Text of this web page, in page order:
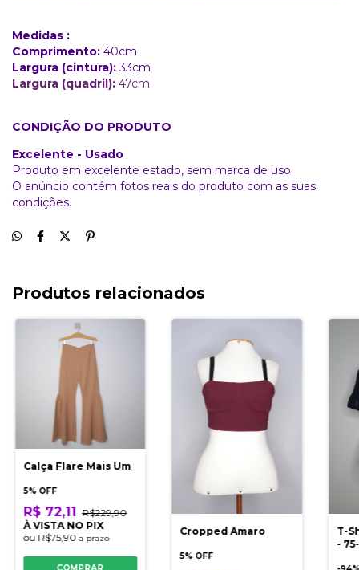
Medidas :
Comprimento: 40cm
Largura (cintura):33cm
Largura (quadril): 47cm
CONDIÇÃO DO PRODUTO
Excelente - Usado
Produto em excelente estado, sem marca de uso.
O anúncio contém fotos reais do produto com as suas
condições.
Produtos relacionados
Calça Flare Mais Um
5% OFF
R$ 72,11 R$229,90
À VISTA NO PIX
ou R$75,90 a prazo
Cropped Amaro
5% OFF
T-
-